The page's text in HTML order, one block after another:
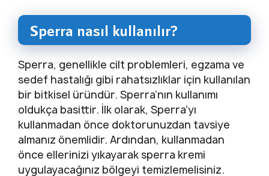
Sperra nasıl kullanılır?
Sperra, genellikle cilt problemleri, egzama ve
sedef hastalığı gibi rahatsızlıklar için kullanılan
bir bitkisel üründür. Sperra’nın kullanımı
oldukça basittir. İlk olarak, Sperra’yı
kullanmadan önce doktorunuzdan tavsiye
almanız önemlidir. Ardından, kullanmadan
önce ellerinizi yıkayarak sperra kremi
uygulayacağınız bölgeyi temizlemelisiniz.